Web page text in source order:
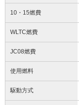
10・15燃費
WLTC燃費
JC08燃費
使用燃料
駆動方式